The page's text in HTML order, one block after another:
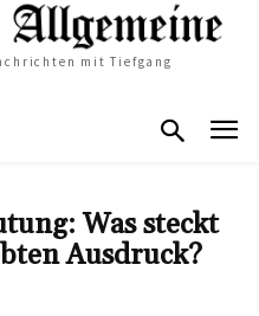
mit Tiefgang
Was steckt
Ausdruck?